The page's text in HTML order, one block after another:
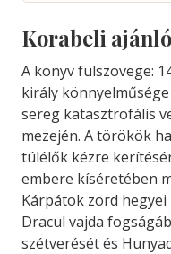
Korabeli ajánló
A könyv fülszövege:
király
sereg katasztrofális
mezején. A törökök
túlélők kézre
embere kíséretében
Kárpátok zord
Dracul vajda
szétverését és